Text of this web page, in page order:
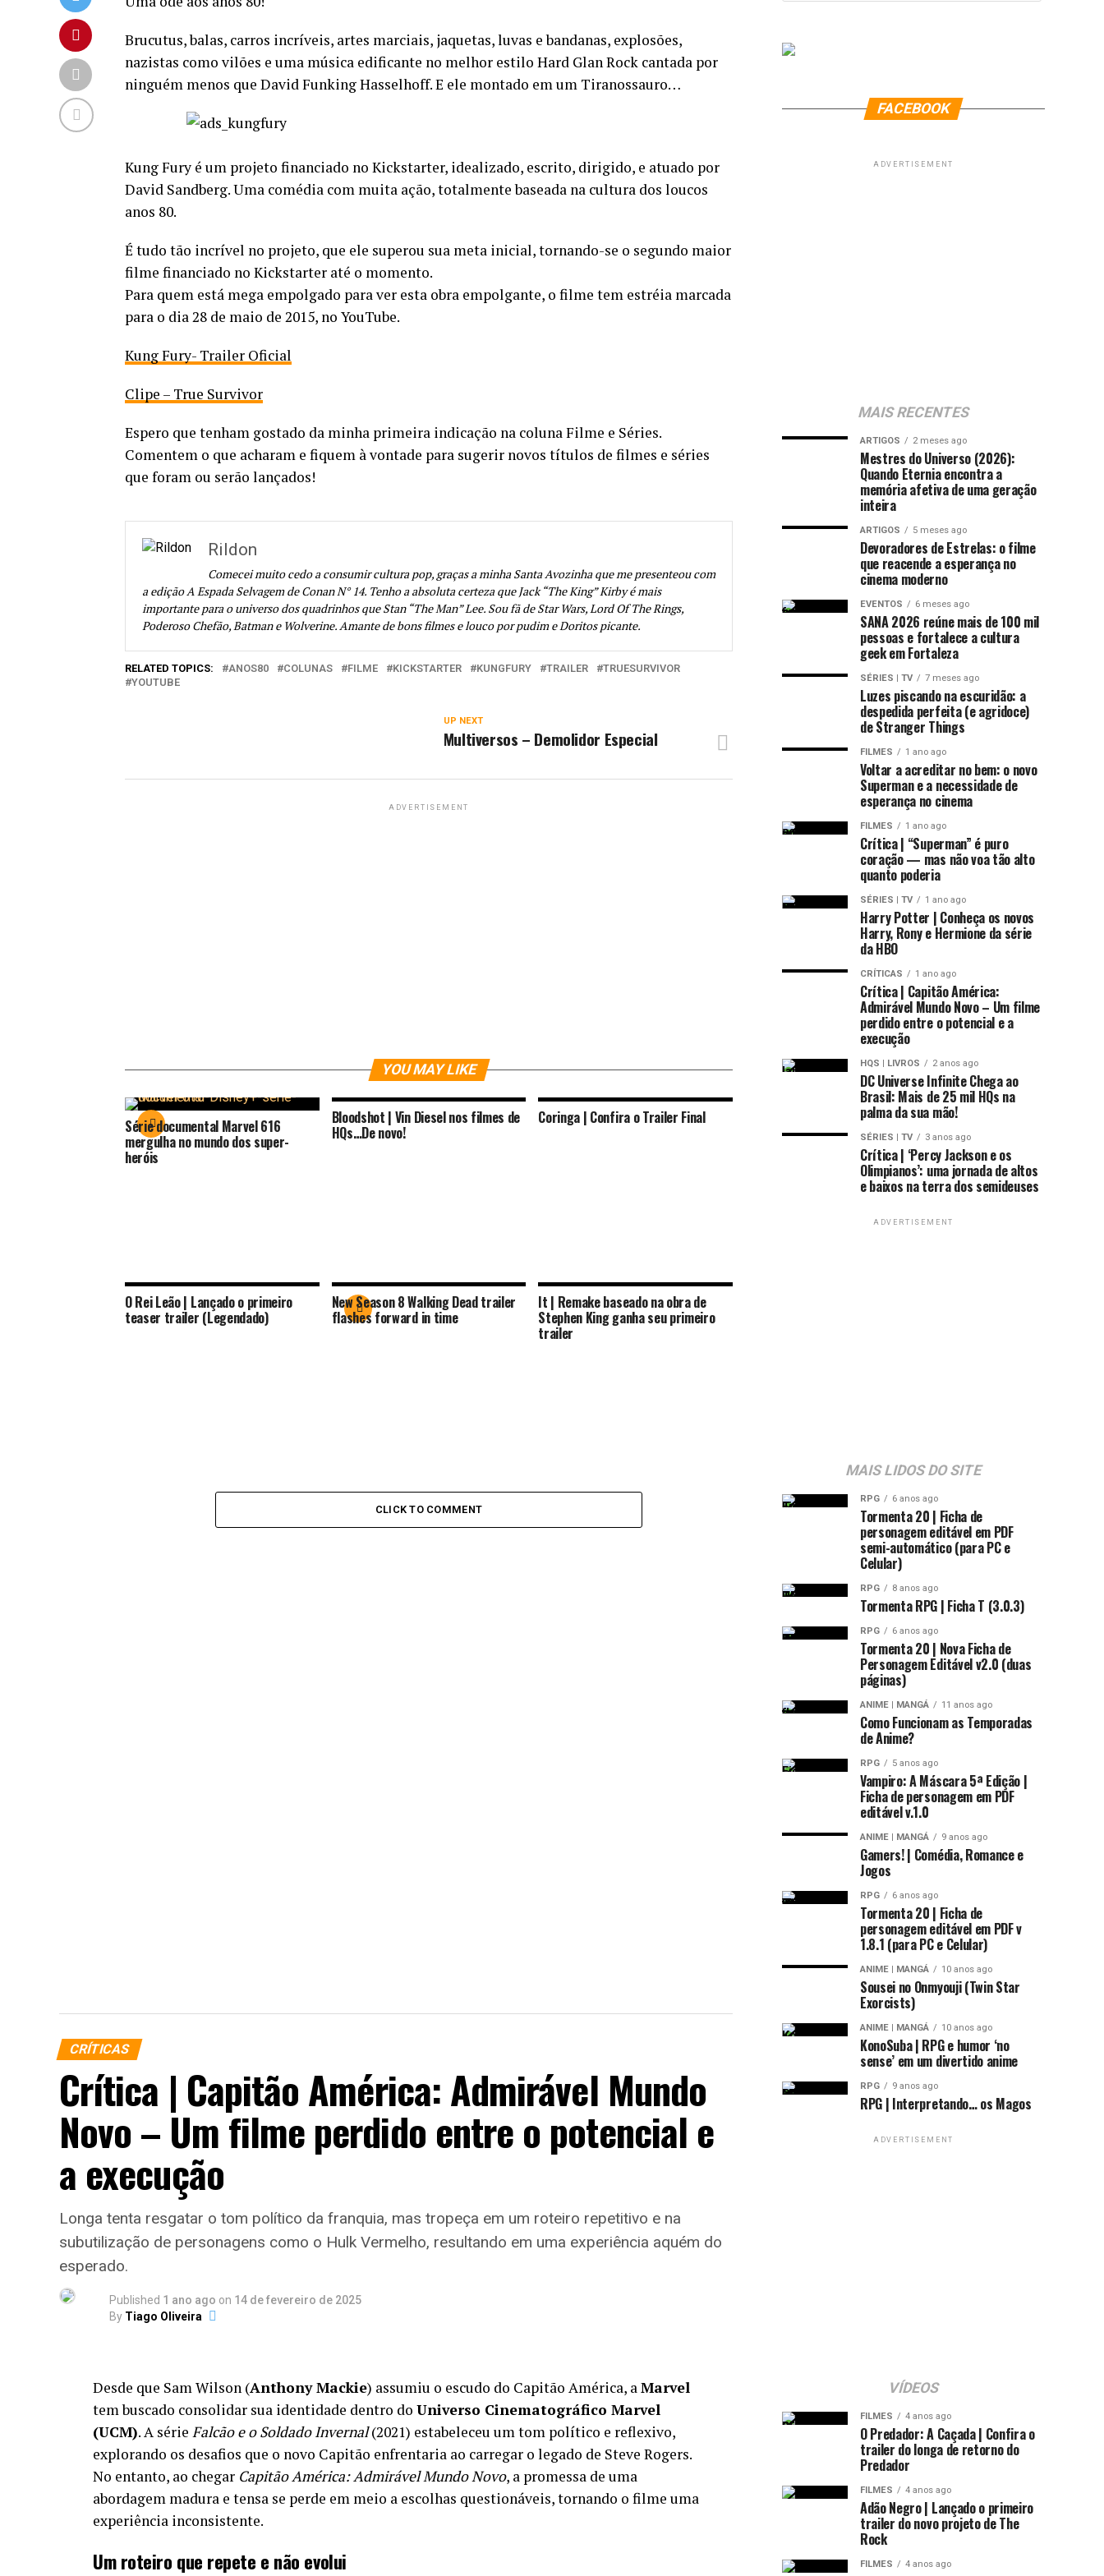
Brucutus, balas, carros incríveis, artes marciais, jaquetas, luvas e bandanas, explosões,
nazistas como vilões e uma música edificante no melhor estilo Hard Glan Rock cantada por
ninguém menos que David Funking Hasselhoff. E ele montado em um Tiranossauro…
Kung Fury é um projeto financiado no Kickstarter, idealizado, escrito, dirigido, e atuado por
David Sandberg. Uma comédia com muita ação, totalmente baseada na cultura dos loucos
anos 80.
É tudo tão incrível no projeto, que ele superou sua meta inicial, tornando-se o segundo maior
filme financiado no Kickstarter até o momento.
Para quem está mega empolgado para ver esta obra empolgante, o filme tem estréia marcada
para o dia 28 de maio de 2015, no YouTube.
Kung Fury- Trailer Oficial
Clipe – True Survivor
Espero que tenham gostado da minha primeira indicação na coluna Filme e Séries.
Comentem o que acharam e fiquem à vontade para sugerir novos títulos de filmes e séries
que foram ou serão lançados!
Rildon
Comecei muito cedo a consumir cultura pop, graças a minha Santa Avozinha que me presenteou com
a edição A Espada Selvagem de Conan N° 14. Tenho a absoluta certeza que Jack “The King” Kirby é mais
importante para o universo dos quadrinhos que Stan “The Man” Lee. Sou fã de Star Wars, Lord Of The Rings,
Poderoso Chefão, Batman e Wolverine. Amante de bons filmes e louco por pudim e Doritos picante.
RELATED TOPICS: ANOS80 COLUNAS FILME KICKSTARTER KUNGFURY TRAILER
TRUESURVIVOR
YOUTUBE
UP NEXT
Multiversos – Demolidor Especial
ADVERTISEMENT
YOU MAY LIKE
Série documental Marvel 616
mergulha no mundo dos super-
heróis
Bloodshot | Vin Diesel nos filmes de
HQs…De novo!
Coringa | Confira o Trailer Final
O Rei Leão | Lançado o primeiro
teaser trailer (Legendado)
New Season 8 Walking Dead trailer
flashes forward in time
It | Remake baseado na obra de
Stephen King ganha seu primeiro
trailer
CLICK TO COMMENT
CRÍTICAS
Crítica | Capitão América: Admirável Mundo
Novo – Um filme perdido entre o potencial e
a execução
Longa tenta resgatar o tom político da franquia, mas tropeça em um roteiro repetitivo e na
subutilização de personagens como o Hulk Vermelho, resultando em uma experiência aquém do
esperado.
Published 1 ano ago on 14 de fevereiro de 2025
By Tiago Oliveira
Desde que Sam Wilson (Anthony Mackie) assumiu o escudo do Capitão América, aMarvel
tem buscado consolidar sua identidade dentro do Universo Cinematográfico Marvel
(UCM). A série Falcão e o Soldado Invernal(2021) estabeleceu um tom político e reflexivo,
explorando os desafios que o novo Capitão enfrentaria ao carregar o legado de Steve Rogers.
No entanto, ao chegar Capitão América: Admirável Mundo Novo, a promessa de uma
abordagem madura e tensa se perde em meio a escolhas questionáveis, tornando o filme uma
experiência inconsistente.
Um roteiro que repete e não evolui
FACEBOOK
ADVERTISEMENT
MAIS RECENTES
ARTIGOS 2 meses ago
Mestres do Universo (2026):
Quando Eternia encontra a
memória afetiva de uma geração
inteira
ARTIGOS 5 meses ago
Devoradores de Estrelas: o filme
que reacende a esperança no
cinema moderno
EVENTOS 6 meses ago
SANA 2026 reúne mais de 100 mil
pessoas e fortalece a cultura
geek em Fortaleza
SÉRIES | TV 7 meses ago
Luzes piscando na escuridão: a
despedida perfeita (e agridoce)
de Stranger Things
FILMES 1 ano ago
Voltar a acreditar no bem: o novo
Superman e a necessidade de
esperança no cinema
FILMES 1 ano ago
Crítica | “Superman” é puro
coração — mas não voa tão alto
quanto poderia
SÉRIES | TV 1 ano ago
Harry Potter | Conheça os novos
Harry, Rony e Hermione da série
da HBO
CRÍTICAS 1 ano ago
Crítica | Capitão América:
Admirável Mundo Novo – Um filme
perdido entre o potencial e a
execução
HQS | LIVROS 2 anos ago
DC Universe Infinite Chega ao
Brasil: Mais de 25 mil HQs na
palma da sua mão!
SÉRIES | TV 3 anos ago
Crítica | ‘Percy Jackson e os
Olimpianos’: uma jornada de altos
e baixos na terra dos semideuses
ADVERTISEMENT
MAIS LIDOS DO SITE
RPG 6 anos ago
Tormenta 20 | Ficha de
personagem editável em PDF
semi-automático (para PC e
Celular)
RPG 8 anos ago
Tormenta RPG | Ficha T (3.0.3)
RPG 6 anos ago
Tormenta 20 | Nova Ficha de
Personagem Editável v2.0 (duas
páginas)
ANIME | MANGÁ 11 anos ago
Como Funcionam as Temporadas
de Anime?
RPG 5 anos ago
Vampiro: A Máscara 5ª Edição |
Ficha de personagem em PDF
editável v.1.0
ANIME | MANGÁ 9 anos ago
Gamers! | Comédia, Romance e
Jogos
RPG 6 anos ago
Tormenta 20 | Ficha de
personagem editável em PDF v
1.8.1 (para PC e Celular)
ANIME | MANGÁ 10 anos ago
Sousei no Onmyouji (Twin Star
Exorcists)
ANIME | MANGÁ 10 anos ago
KonoSuba | RPG e humor ‘no
sense’ em um divertido anime
RPG 9 anos ago
RPG | Interpretando… os Magos
ADVERTISEMENT
VÍDEOS
FILMES 4 anos ago
O Predador: A Caçada | Confira o
trailer do longa de retorno do
Predador
FILMES 4 anos ago
Adão Negro | Lançado o primeiro
trailer do novo projeto de The
Rock
FILMES 4 anos ago